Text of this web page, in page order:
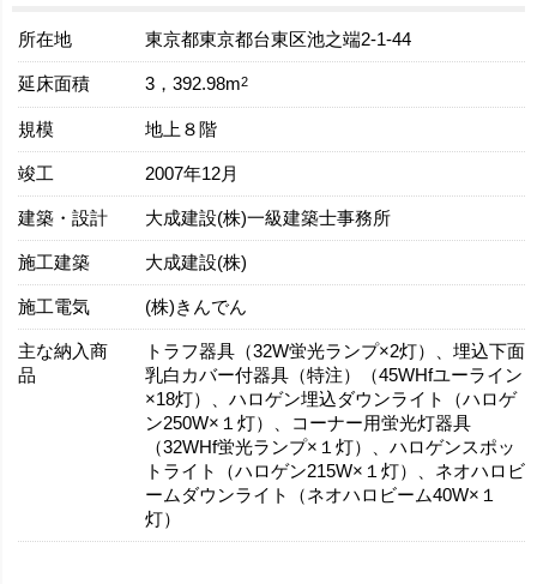
所在地 東京都東京都台東区池之端2-1-44
延床面積 3，392.98m2
規模 地上８階
竣工 2007年12月
建築・設計 大成建設(株)一級建築士事務所
施工建築 大成建設(株)
施工電気 (株)きんでん
主な納入商
品
トラフ器具（32W蛍光ランプ×2灯）、埋込下面
乳白カバー付器具（特注）（45WHfユーライン
×18灯）、ハロゲン埋込ダウンライト（ハロゲ
ン250W×１灯）、コーナー用蛍光灯器具
（32WHf蛍光ランプ×１灯）、ハロゲンスポッ
トライト（ハロゲン215W×１灯）、ネオハロビ
ームダウンライト（ネオハロビーム40W×１
灯）